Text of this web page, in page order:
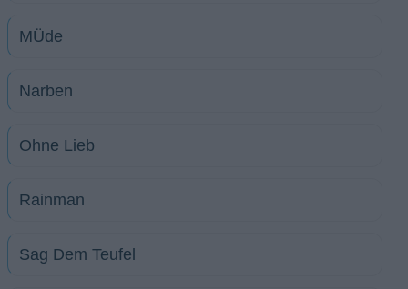
MÜde
Narben
Ohne Lieb
Rainman
Sag Dem Teufel